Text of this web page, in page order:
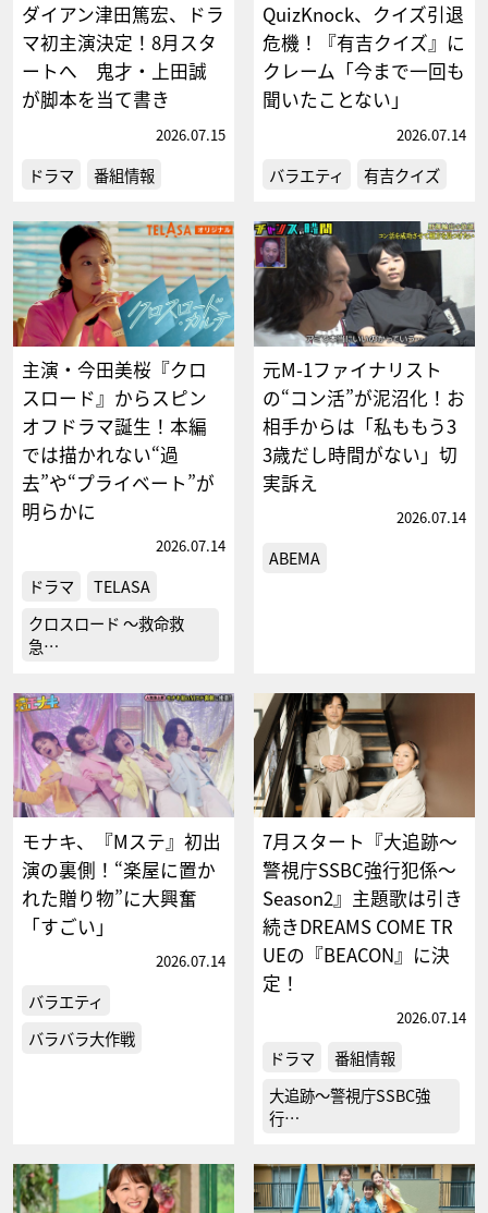
ダイアン津田篤宏、ドラ
マ初主演決定！8月スタ
ートへ 鬼才・上田誠
が脚本を当て書き
2026.07.15
ドラマ 番組情報
QuizKnock、クイズ引退
危機！『有吉クイズ』に
クレーム「今まで一回も
聞いたことない」
2026.07.14
バラエティ 有吉クイズ
主演・今田美桜『クロ
スロード』からスピン
オフドラマ誕生！本編
では描かれない“過
去”や“プライベート”が
明らかに
2026.07.14
ドラマ
TELASA
クロスロード ～救命救
急…
元M-1ファイナリスト
の“コン活”が泥沼化！お
相手からは「私ももう3
3歳だし時間がない」切
実訴え
2026.07.14
ABEMA
モナキ、『Mステ』初出
演の裏側！“楽屋に置か
れた贈り物”に大興奮
「すごい」
2026.07.14
バラエティ
バラバラ大作戦
7月スタート『大追跡～
警視庁SSBC強行犯係～
Season2』主題歌は引き
続きDREAMS COME TR
UEの『BEACON』に決
定！
2026.07.14
ドラマ
番組情報
大追跡～警視庁SSBC強
行…